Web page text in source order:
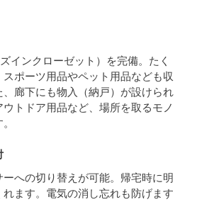
インクローゼット）を完備。たく
ポーツ用品やペット用品なども収
廊下にも物入（納戸）が設けられ
トドア用品など、場所を取るモノ
への切り替えが可能。帰宅時に明
ます。電気の消し忘れも防げます